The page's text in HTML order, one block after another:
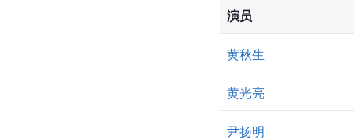
演员
黄秋生
黄光亮
尹扬明